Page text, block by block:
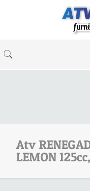
Atv
LEMON